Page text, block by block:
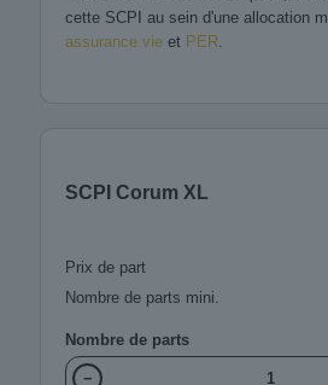
cette SCPI au sein d'une allocation
assurance vie et PER.
SCPI Corum XL
Prix de part
Nombre de parts mini.
Nombre de parts
−